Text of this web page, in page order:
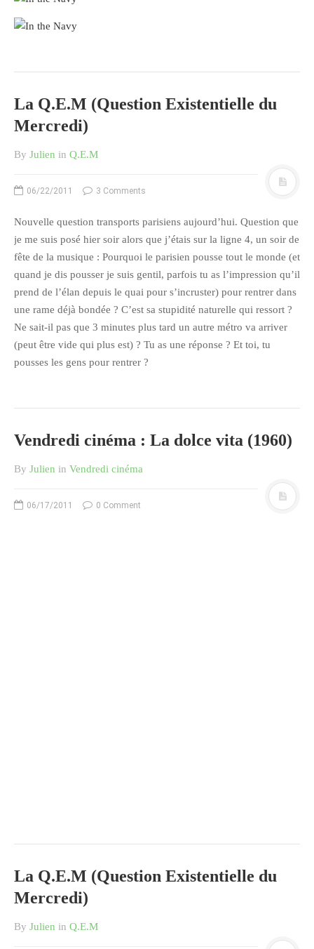
juin 2009
février 2009
janvier 2009
octobre 2008
La Q.E.M (Question Existentielle du
Mercredi)
By Julien in Q.E.M
06/22/2011 3 Comments
Nouvelle question transports parisiens aujourd’hui. Question que
je me suis posé hier soir alors que j’étais sur la ligne 4, un soir de
fête de la musique : Pourquoi le parisien pousse tout le monde (et
quand je dis pousser je suis gentil, parfois tu as l’impression qu’il
prend de l’élan depuis le quai pour s’incruster) pour rentrer dans
une rame déjà bondée ? C’est sa stupidité naturelle qui ressort ?
Ne sait-il pas que 3 minutes plus tard un autre métro va arriver
(peut être vide qui plus est) ? Tu as une réponse ? Et toi, tu
pousses les gens pour rentrer ?
Vendredi cinéma : La dolce vita (1960)
By Julien in Vendredi cinéma
06/17/2011 0 Comment
La Q.E.M (Question Existentielle du
Mercredi)
By Julien in Q.E.M